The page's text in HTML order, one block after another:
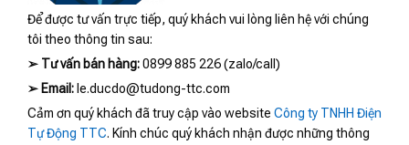
Để được tư vấn trực tiếp, quý khách vui lòng liên hệ với chúng
tôi theo thông tin sau:
➢ Tư vấn bán hàng:0899 885 226 (zalo/call)
➢ Email: le.ducdo@tudong-ttc.com
Cảm ơn quý khách đã truy cập vào website Công ty TNHH Điện
Tự Động TTC. Kính chúc quý khách nhận được những thông